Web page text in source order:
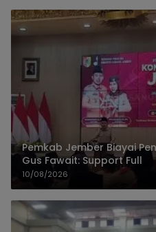
Pemkab Jember Biayai
Gus Fawait: Support Full
10/08/2026